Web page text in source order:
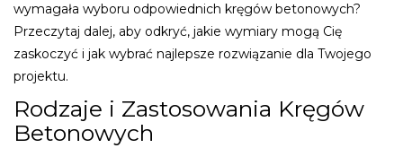
wymagała wyboru odpowiednich kręgów betonowych?
Przeczytaj dalej, aby odkryć, jakie wymiary mogą Cię
zaskoczyć i jak wybrać najlepsze rozwiązanie dla Twojego
projektu.
Rodzaje i Zastosowania Kręgów
Betonowych